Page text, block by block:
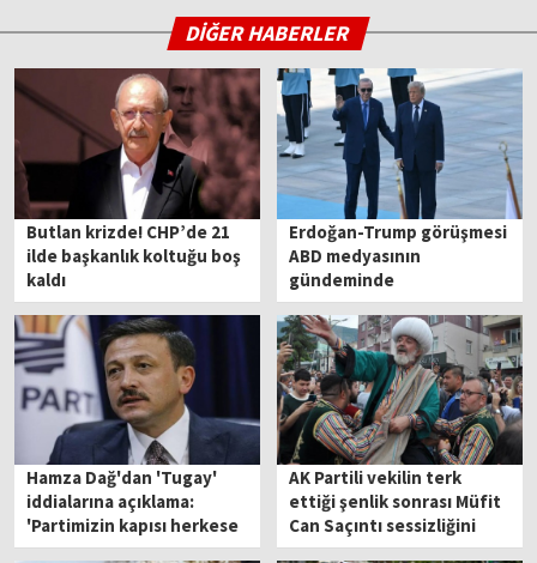
DİĞER HABERLER
Butlan krizde! CHP’de 21
ilde başkanlık koltuğu boş
kaldı
Erdoğan-Trump görüşmesi
ABD medyasının
gündeminde
Hamza Dağ'dan 'Tugay'
iddialarına açıklama:
'Partimizin kapısı herkese
açık'
AK Partili vekilin terk
ettiği şenlik sonrası Müfit
Can Saçıntı sessizliğini
bozdu